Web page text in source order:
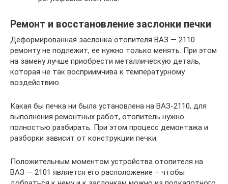
Ремонт и восстановление заслонки печки
Деформированная заслонка отопителя ВАЗ — 2110
ремонту не подлежит, ее нужно только менять. При этом
на замену лучше приобрести металлическую деталь,
которая не так восприимчива к температурному
воздействию.
Какая бы печка ни была установлена на ВАЗ-2110, для
выполнения ремонтных работ, отопитель нужно
полностью разбирать. При этом процесс демонтажа и
разборки зависит от конструкции печки.
Положительным моментом устройства отопителя на
ВАЗ — 2101 является его расположение – чтобы